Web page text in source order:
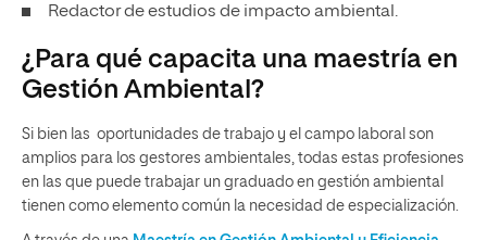
Redactor de estudios de impacto ambiental.
¿Para qué capacita una maestría en
Gestión Ambiental?
Si bien las oportunidades de trabajo y el campo laboral son
amplios para los gestores ambientales, todas estas profesiones
en las que puede trabajar un graduado en gestión ambiental
tienen como elemento común la necesidad de especialización.